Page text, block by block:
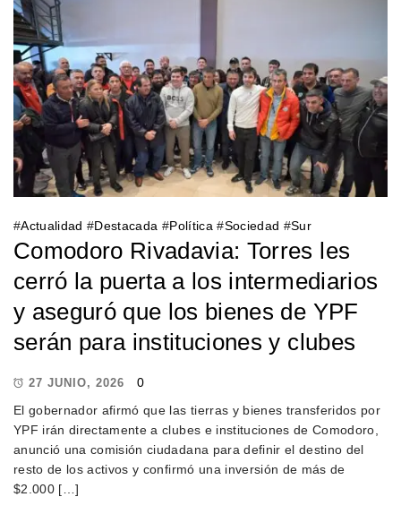
#Actualidad #Destacada #Política #Sociedad #Sur
Comodoro Rivadavia: Torres les
cerró la puerta a los intermediarios
y aseguró que los bienes de YPF
serán para instituciones y clubes
27 JUNIO, 2026
0
El gobernador afirmó que las tierras y bienes transferidos por
YPF irán directamente a clubes e instituciones de Comodoro,
anunció una comisión ciudadana para definir el destino del
resto de los activos y confirmó una inversión de más de
$2.000 […]